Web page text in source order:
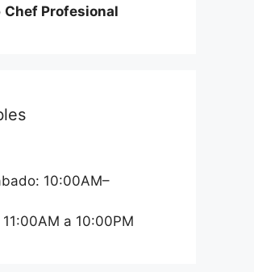
Chef Profesional
10:00AM–
a 10:00PM